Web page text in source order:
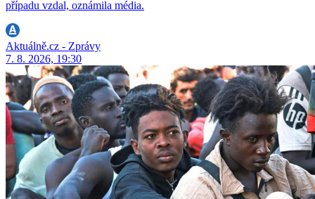
případu vzdal, oznámila média.
Aktuálně.cz - Zprávy
7. 8. 2026, 19:30